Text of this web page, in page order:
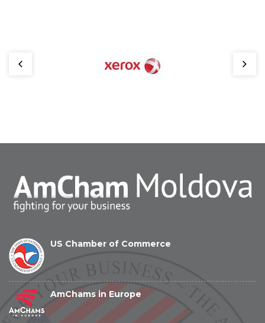
US Chamber of Commerce
AmChams in Europe